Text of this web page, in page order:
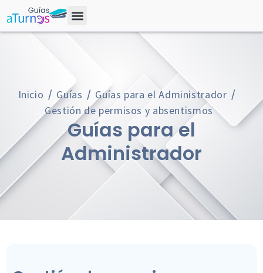
Inicio Guías
Guías para el Administrador
Gestión de permisos y absentismos
Guías para el
Administrador